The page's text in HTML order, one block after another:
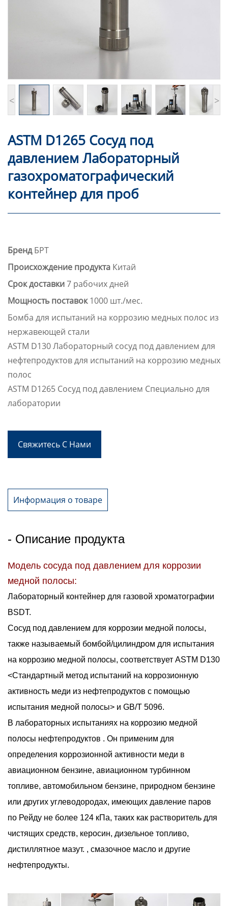
< >
ASTM D1265 Сосуд под
давлением Лабораторный
газохроматографический
контейнер для проб
БрендБРТ
Происхождение продукта Китай
Срок доставки7 рабочих дней
Мощность поставок1000 шт./мес.
Бомба для испытаний на коррозию медных полос из
нержавеющей стали
ASTM D130 Лабораторный сосуд под давлением для
нефтепродуктов для испытаний на коррозию медных
полос
ASTM D1265 Сосуд под давлением Специально для
лаборатории
Свяжитесь С Нами
Информация о товаре
- Описание продукта
Модель сосуда под давлением для коррозии
медной полосы:
Лабораторный контейнер для газовой хроматографии
BSDT.
Сосуд под давлением для коррозии медной полосы,
также называемый бомбой/цилиндром для испытания
на коррозию медной полосы, соответствует ASTM D130
<Стандартный метод испытаний на коррозионную
активность меди из нефтепродуктов с помощью
испытания медной полосы> и GB/T 5096.
В лабораторных испытаниях на коррозию медной
полосы нефтепродуктов . Он применим для
определения коррозионной активности меди в
авиационном бензине, авиационном турбинном
топливе, автомобильном бензине, природном бензине
или других углеводородах, имеющих давление паров
по Рейду не более 124 кПа, таких как растворитель для
чистящих средств, керосин, дизельное топливо,
дистиллятное мазут. , смазочное масло и другие
нефтепродукты.